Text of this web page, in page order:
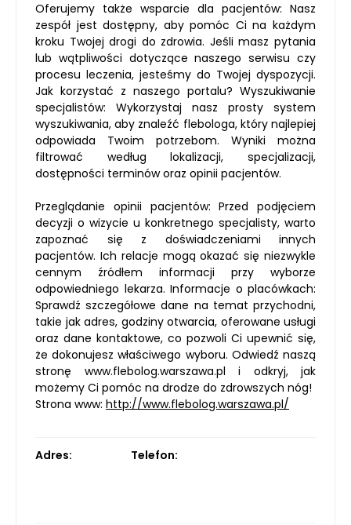
Oferujemy także wsparcie dla pacjentów: Nasz
zespół jest dostępny, aby pomóc Ci na każdym
kroku Twojej drogi do zdrowia. Jeśli masz pytania
lub wątpliwości dotyczące naszego serwisu czy
procesu leczenia, jesteśmy do Twojej dyspozycji.
Jak korzystać z naszego portalu? Wyszukiwanie
specjalistów: Wykorzystaj nasz prosty system
wyszukiwania, aby znaleźć flebologa, który najlepiej
odpowiada Twoim potrzebom. Wyniki można
filtrować według lokalizacji, specjalizacji,
dostępności terminów oraz opinii pacjentów.
Przeglądanie opinii pacjentów: Przed podjęciem
decyzji o wizycie u konkretnego specjalisty, warto
zapoznać się z doświadczeniami innych
pacjentów. Ich relacje mogą okazać się niezwykle
cennym źródłem informacji przy wyborze
odpowiedniego lekarza. Informacje o placówkach:
Sprawdź szczegółowe dane na temat przychodni,
takie jak adres, godziny otwarcia, oferowane usługi
oraz dane kontaktowe, co pozwoli Ci upewnić się,
że dokonujesz właściwego wyboru. Odwiedź naszą
stronę www.flebolog.warszawa.pl i odkryj, jak
możemy Ci pomóc na drodze do zdrowszych nóg!
Strona www: http://www.flebolog.warszawa.pl/
Adres: Telefon: